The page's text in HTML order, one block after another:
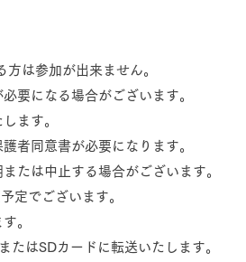
は参加が出来ません。
要になる場合がございます。
ます。
者同意書が必要になります。
たは中止する場合がございます。
定でございます。
。
はSDカードに転送いたします。